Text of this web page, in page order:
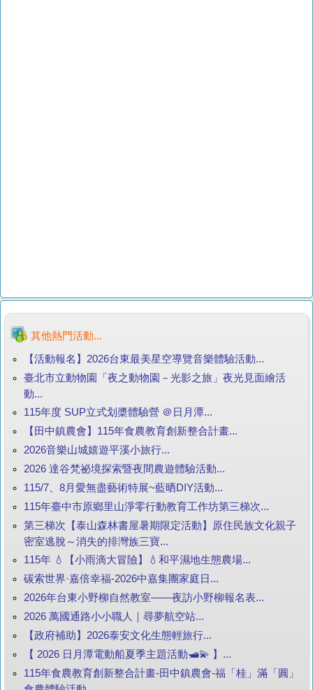
其他熱門活動...
【活動報名】2026台東最美星空導覽音樂體驗活動...
臺北市立動物園「夜之動物園－光影之旅」夜光見面繪活
動...
115年度 SUP立式划槳體驗營 ＠日月潭...
【田中鎮農會】115年食農教育創新整合計畫...
2026音樂山城嬉遊平溪小旅行...
2026 達谷梵祕境探索暨夜間農遊體驗活動...
115/7、8月愛無盡藝術特展~藍晒DIY活動...
115年臺中市原鄉里山淨零行動教育工作坊第三梯次...
第三梯次【泰山森林書屋暑期限定活動】原住民族文化親子
密室逃脫～消失的排灣族三寶...
115年 💧【小雨滴大冒險】💧和平濕地生態農場...
碳索世界·嘉倍幸福-2026中嘉集團家庭日...
2026年台東小野柳自然教室——夜訪小野柳報名表...
2026 萬國通路小小職人｜尋夢航空站...
【政府補助】2026泰安文化生態輕旅行...
【 2026 日月潭電動船夏季主題活動🛥️💫 】...
115年食農教育創新整合計畫-田中鎮農會-福「桂」滿「圓」